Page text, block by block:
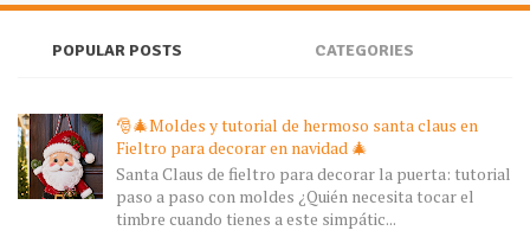
POPULAR POSTS CATEGORIES
🎅🎄Moldes y tutorial de hermoso santa claus en
Fieltro para decorar en navidad 🎄
Santa Claus de fieltro para decorar la puerta: tutorial
paso a paso con moldes ¿Quién necesita tocar el
timbre cuando tienes a este simpátic...